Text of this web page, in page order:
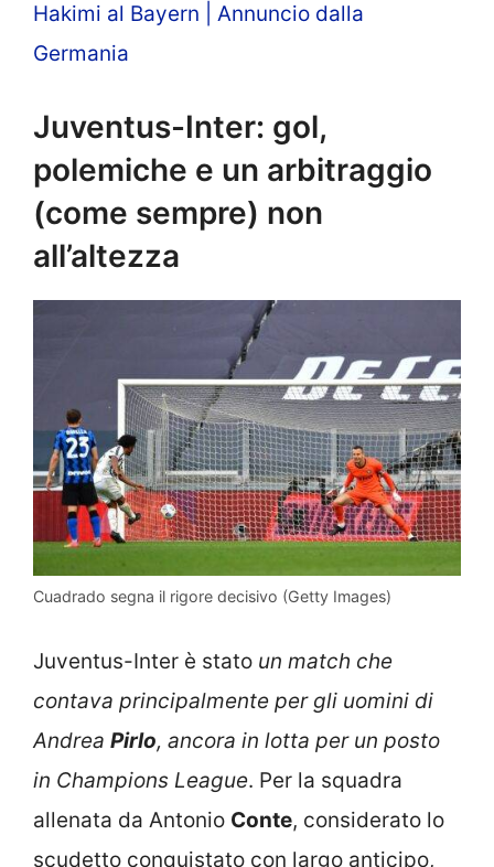
Hakimi al Bayern | Annuncio dalla
Germania
Juventus-Inter: gol,
polemiche e un arbitraggio
(come sempre) non
all’altezza
Cuadrado segna il rigore decisivo (Getty Images)
Juventus-Inter è stato un match che
contava principalmente per gli uomini di
Andrea Pirlo, ancora in lotta per un posto
in Champions League. Per la squadra
allenata da Antonio Conte, considerato lo
scudetto conquistato con largo anticipo,